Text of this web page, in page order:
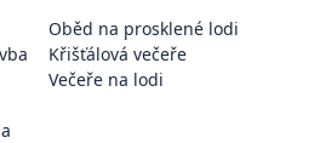
Oběd na prosklené lodi
Křišťálová večeře
Večeře na lodi